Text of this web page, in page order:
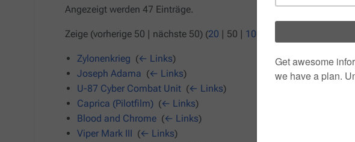
Angezeigt werden 47 Einträge.
Zeige (vorherige 50 | nächste 50) (20 | 50 | 100
Zylonenkrieg (← Links)
Joseph Adama (← Links)
U-87 Cyber Combat Unit (← Links)
Caprica (Pilotfilm) (← Links)
Blood and Chrome (← Links)
Viper Mark III (← Links)